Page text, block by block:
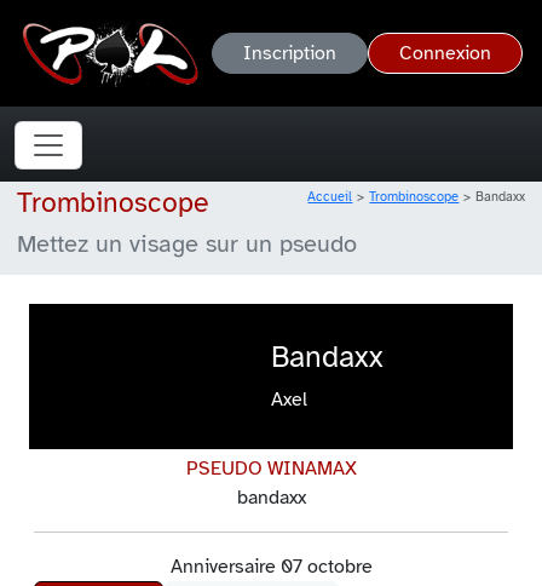
Inscription Connexion
Trombinoscope Accueil Trombinoscope Bandaxx
Mettez un visage sur un pseudo
Bandaxx
Axel
PSEUDO WINAMAX
bandaxx
Anniversaire 07 octobre